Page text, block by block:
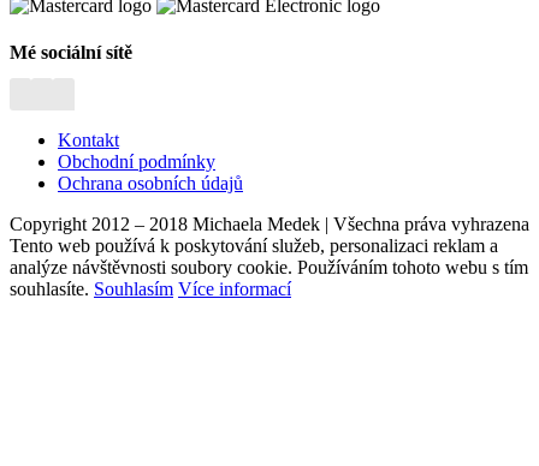
Mé sociální sítě
Kontakt
Obchodní podmínky
Ochrana osobních údajů
Copyright 2012 – 2018 Michaela Medek | Všechna práva vyhrazena
Tento web používá k poskytování služeb, personalizaci reklam a
analýze návštěvnosti soubory cookie. Používáním tohoto webu s tím
souhlasíte. Souhlasím Více informací